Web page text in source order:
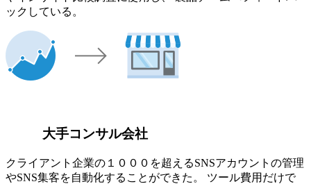
ックしている。
大手コンサル会社
クライアント企業の１０００を超えるSNSアカウントの管理
やSNS集客を自動化することができた。 ツール費用だけで